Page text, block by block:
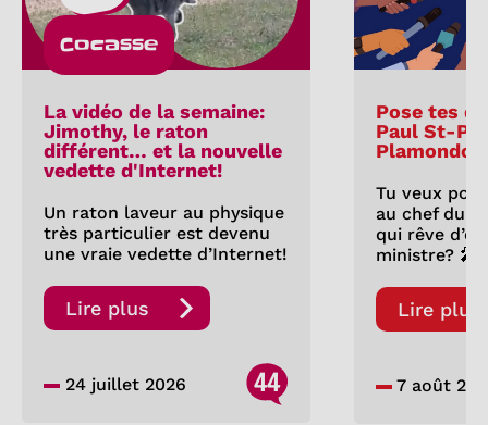
Cocasse
La vidéo de la semaine:
Jimothy, le raton
différent… et la nouvelle
vedette d'Internet!
Un raton laveur au physique
très particulier est devenu
une vraie vedette d’Internet!
Lire plus
24 juillet 2026 44
Pose tes
Paul St-
Tu veux
au chef du
qui rêve
ministre? 🎤
Lire plus
7 août